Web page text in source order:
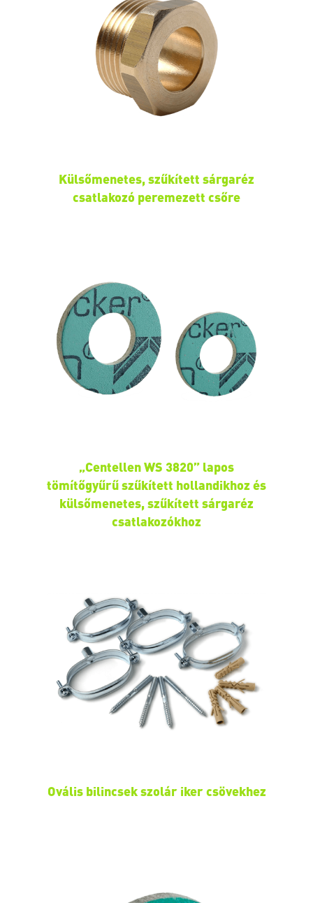
Külsőmenetes, szűkített sárgaréz
csatlakozó peremezett csőre
„Centellen WS 3820” lapos
tömítőgyűrű szűkített hollandikhoz és
külsőmenetes, szűkített sárgaréz
csatlakozókhoz
Ovális bilincsek szolár iker csövekhez